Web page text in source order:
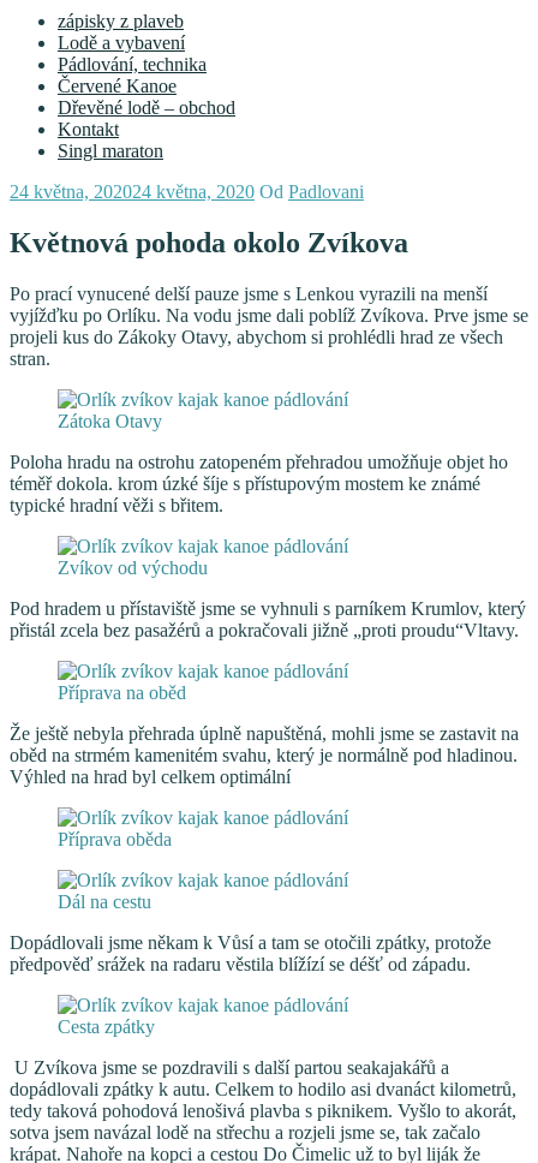
zápisky z plaveb
Lodě a vybavení
Pádlování, technika
Červené Kanoe
Dřevěné lodě – obchod
Kontakt
Singl maraton
Publikováno
24 května, 202024 května, 2020 Od Padlovani
Květnová pohoda okolo Zvíkova
Po prací vynucené delší pauze jsme s Lenkou vyrazili na menší
vyjížďku po Orlíku. Na vodu jsme dali poblíž Zvíkova. Prve jsme se
projeli kus do Zákoky Otavy, abychom si prohlédli hrad ze všech
stran.
Zátoka Otavy
Poloha hradu na ostrohu zatopeném přehradou umožňuje objet ho
téměř dokola. krom úzké šíje s přístupovým mostem ke známé
typické hradní věži s břitem.
Zvíkov od východu
Pod hradem u přístaviště jsme se vyhnuli s parníkem Krumlov, který
přistál zcela bez pasažérů a pokračovali jižně „proti proudu“Vltavy.
Příprava na oběd
Že ještě nebyla přehrada úplně napuštěná, mohli jsme se zastavit na
oběd na strmém kamenitém svahu, který je normálně pod hladinou.
Výhled na hrad byl celkem optimální
Příprava oběda
Dál na cestu
Dopádlovali jsme někam k Vůsí a tam se otočili zpátky, protože
předpověď srážek na radaru věstila blížízí se déšť od západu.
Cesta zpátky
U Zvíkova jsme se pozdravili s další partou seakajakářů a
dopádlovali zpátky k autu. Celkem to hodilo asi dvanáct kilometrů,
tedy taková pohodová lenošivá plavba s piknikem. Vyšlo to akorát,
sotva jsem navázal lodě na střechu a rozjeli jsme se, tak začalo
krápat. Nahoře na kopci a cestou Do Čimelic už to byl liják že